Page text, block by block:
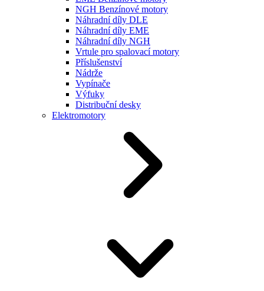
NGH Benzínové motory
Náhradní díly DLE
Náhradní díly EME
Náhradní díly NGH
Vrtule pro spalovací motory
Příslušenství
Nádrže
Vypínače
Výfuky
Distribuční desky
Elektromotory